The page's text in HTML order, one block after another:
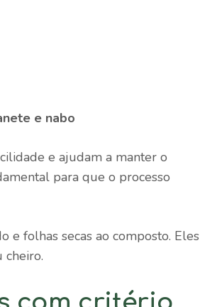
e nabo
e ajudam a manter o
para que o processo
e folhas secas ao composto. Eles
cheiro.